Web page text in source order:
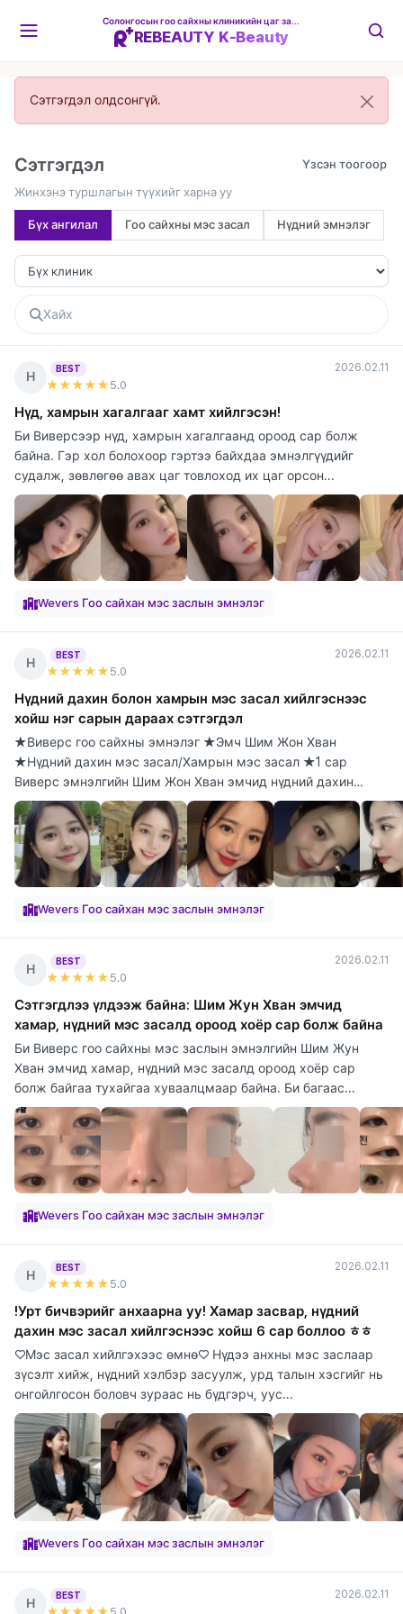
REBEAUTY K-Beauty
Сэтгэгдэл олдсонгүй.
Сэтгэгдэл
Жинхэнэ туршлагын түүхийг харна уу
Бүх ангилал Гоо сайхны мэс засал Нүдний эмнэлэг
Н
BEST
★★★★★ 5.0
2026.02.11
Нүд, хамрын хагалгааг хамт хийлгэсэн!
Би Виверсээр нүд, хамрын хагалгаанд ороод сар болж
байна. Гэр хол болохоор гэртээ байхдаа эмнэлгүүдийг
судалж, зөвлөгөө авах цаг товлоход их цаг орсон...
Wevers Гоо сайхан мэс заслын эмнэлэг
Н
BEST
★★★★★ 5.0
2026.02.11
Нүдний дахин болон хамрын мэс засал хийлгэснээс
хойш нэг сарын дараах сэтгэгдэл
★Виверс гоо сайхны эмнэлэг ★Эмч Шим Жон Хван
★Нүдний дахин мэс засал/Хамрын мэс засал ★1 сар
Виверс эмнэлгийн Шим Жон Хван эмчид нүдний дахин
болон х...
Wevers Гоо сайхан мэс заслын эмнэлэг
Н
BEST
★★★★★ 5.0
2026.02.11
Сэтгэгдлээ үлдээж байна: Шим Жун Хван эмчид
хамар, нүдний мэс засалд ороод хоёр сар болж байна
Би Виверс гоо сайхны мэс заслын эмнэлгийн Шим Жун
Хван эмчид хамар, нүдний мэс засалд ороод хоёр сар
болж байгаа тухайгаа хуваалцмаар байна. Би багаас...
Wevers Гоо сайхан мэс заслын эмнэлэг
Н
BEST
★★★★★ 5.0
2026.02.11
!Урт бичвэрийг анхаарна уу! Хамар засвар, нүдний
дахин мэс засал хийлгэснээс хойш 6 сар боллоо ㅎㅎ
♡Мэс засал хийлгэхээс өмнө♡ Нүдээ анхны мэс заслаар
зүсэлт хийж, нүдний хэлбэр засуулж, урд талын хэсгийг нь
онгойлгосон боловч зураас нь бүдгэрч, уус...
Wevers Гоо сайхан мэс заслын эмнэлэг
Н
BEST 2026.02.11